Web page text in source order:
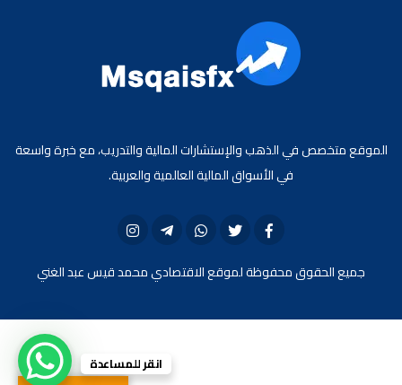
الموقع متخصص في الذهب والإستشارات المالية والتدريب، مع خبرة واسعة
في الأسواق المالية العالمية والعربية.
جميع الحقوق محفوظة لموقع الاقتصادي محمد قيس عبد الغني
انقر للمساعدة